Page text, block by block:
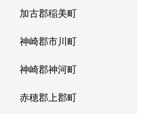
加古郡稲美町
神崎郡市川町
神崎郡神河町
赤穂郡上郡町